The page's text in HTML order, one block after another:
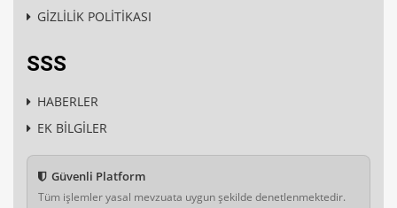
GİZLİLİK POLİTİKASI
SSS
HABERLER
EK BİLGİLER
Güvenli Platform
Tüm işlemler yasal mevzuata uygun şekilde denetlenmektedir.